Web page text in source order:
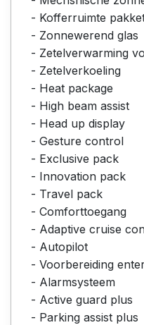
- Kofferruimte
- Zonnewerend glas
- Zetelverwarming
- Zetelverkoeling
- Heat package
- High beam assist
- Head up display
- Gesture control
- Exclusive pack
- Innovation pack
- Travel pack
- Comforttoegang
- Adaptive cruise
- Autopilot
- Voorbereiding
- Alarmsysteem
- Active guard plus
- Parking assist plus